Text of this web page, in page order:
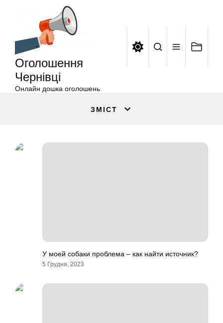
Оголошення
Чернівці
Онлайн дошка оголошень
ЗМІСТ
У моей собаки проблема – как найти источник?
5 Грудня, 2023